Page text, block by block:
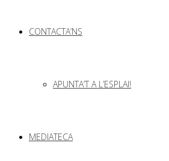
CONTACTA’NS
APUNTA’T A L’ESPLAI!
MEDIATECA